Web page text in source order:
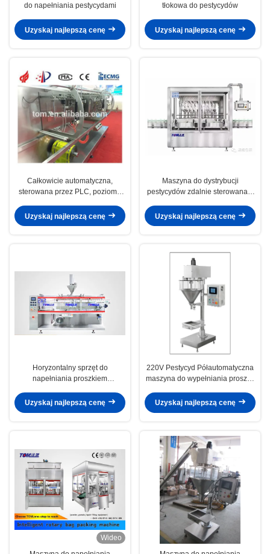
do napełniania pestycydami
Uzyskaj najlepszą cenę
tłokowa do pestycydów
Uzyskaj najlepszą cenę
Całkowicie automatyczna,
sterowana przez PLC, pozioma
Uzyskaj najlepszą cenę
Maszyna do dystrybucji
pestycydów zdalnie sterowana z
Uzyskaj najlepszą cenę
Horyzontalny sprzęt do
napełniania proszkiem
automatycznie przez PLC
Uzyskaj najlepszą cenę
220V Pestycyd Półautomatyczna
maszyna do wypełniania proszku
Uzyskaj najlepszą cenę
Wideo